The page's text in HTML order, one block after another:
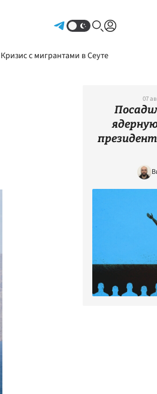
Кризис с мигрантами в Сеуте
07